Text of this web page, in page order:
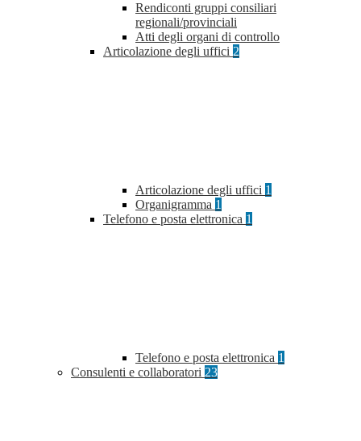
Rendiconti gruppi consiliari
regionali/provinciali
Atti degli organi di controllo
Articolazione degli uffici 2
Articolazione degli uffici 1
Organigramma 1
Telefono e posta elettronica 1
Telefono e posta elettronica 1
Consulenti e collaboratori 23